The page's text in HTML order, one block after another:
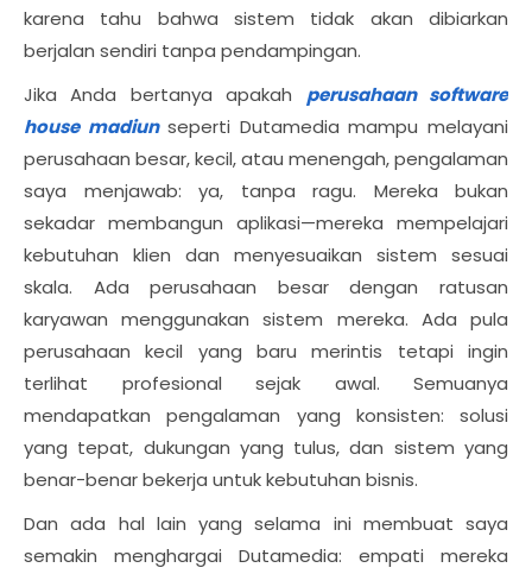
karena tahu bahwa sistem tidak akan dibiarkan
berjalan sendiri tanpa pendampingan.
Jika Anda bertanya apakah perusahaan software
house madiunseperti Dutamedia mampu melayani
perusahaan besar, kecil, atau menengah, pengalaman
saya menjawab: ya, tanpa ragu. Mereka bukan
sekadar membangun aplikasi—mereka mempelajari
kebutuhan klien dan menyesuaikan sistem sesuai
skala. Ada perusahaan besar dengan ratusan
karyawan menggunakan sistem mereka. Ada pula
perusahaan kecil yang baru merintis tetapi ingin
terlihat profesional sejak awal. Semuanya
mendapatkan pengalaman yang konsisten: solusi
yang tepat, dukungan yang tulus, dan sistem yang
benar-benar bekerja untuk kebutuhan bisnis.
Dan ada hal lain yang selama ini membuat saya
semakin menghargai Dutamedia: empati mereka